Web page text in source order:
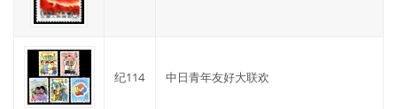
纪114 中日青年友好大联欢